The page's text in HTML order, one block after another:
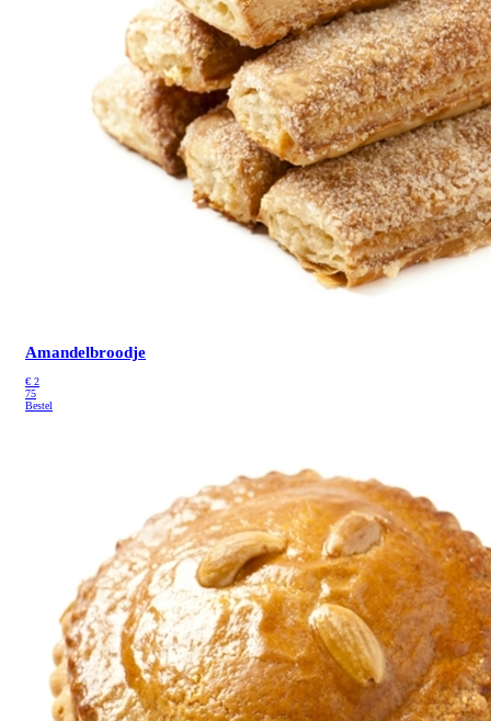
Amandelbroodje
€ 2
75
Bestel